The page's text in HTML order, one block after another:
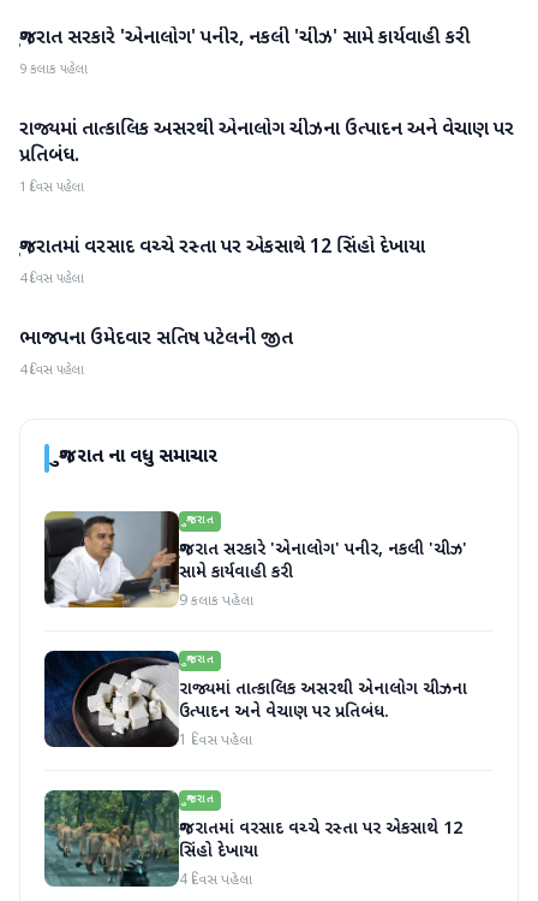
ગુજરાત ગુજરાત સરકારે 'એનાલોગ' પનીર, નકલી 'ચીઝ' સામે કાર્યવાહી કરી
9 કલાક પહેલા
ગુજરાત
રાજ્યમાં તાત્કાલિક અસરથી એનાલોગ ચીઝના ઉત્પાદન અને વેચાણ પર
પ્રતિબંધ.
1 દિવસ પહેલા
ગુજરાત
ગુજરાતમાં વરસાદ વચ્ચે રસ્તા પર એકસાથે 12 સિંહો દેખાયા
4 દિવસ પહેલા
ગુજરાત
ભાજપના ઉમેદવાર સતિષ પટેલની જીત
4 દિવસ પહેલા
ગુજરાતના વધુ સમાચાર
ગુજરાત
ગુજરાત સરકારે 'એનાલોગ' પનીર, નકલી 'ચીઝ'
સામે કાર્યવાહી કરી
9 કલાક પહેલા
ગુજરાત
રાજ્યમાં તાત્કાલિક અસરથી એનાલોગ ચીઝના
ઉત્પાદન અને વેચાણ પર પ્રતિબંધ.
1 દિવસ પહેલા
ગુજરાત
ગુજરાતમાં વરસાદ વચ્ચે રસ્તા પર એકસાથે 12
સિંહો દેખાયા
4 દિવસ પહેલા